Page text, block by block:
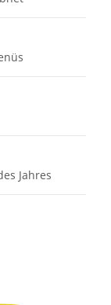
Jahres